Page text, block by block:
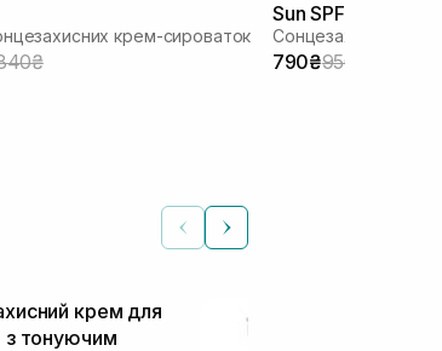
крем-сироваток
Sun SPF 50+
шкіри 50 мл
Сонцезахисний
790₴950₴
крем для
з тонуючим